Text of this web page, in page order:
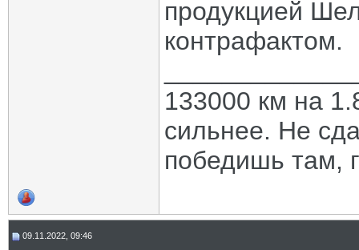
продукцией
контрафактом.
133000 км на
сильнее. Не
победишь там,
09.11.2022, 09:46